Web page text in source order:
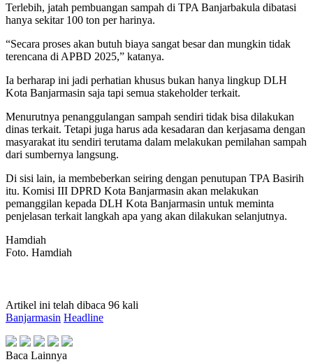
Terlebih, jatah pembuangan sampah di TPA Banjarbakula dibatasi
hanya sekitar 100 ton per harinya.
“Secara proses akan butuh biaya sangat besar dan mungkin tidak
terencana di APBD 2025,” katanya.
Ia berharap ini jadi perhatian khusus bukan hanya lingkup DLH
Kota Banjarmasin saja tapi semua stakeholder terkait.
Menurutnya penanggulangan sampah sendiri tidak bisa dilakukan
dinas terkait. Tetapi juga harus ada kesadaran dan kerjasama dengan
masyarakat itu sendiri terutama dalam melakukan pemilahan sampah
dari sumbernya langsung.
Di sisi lain, ia membeberkan seiring dengan penutupan TPA Basirih
itu. Komisi III DPRD Kota Banjarmasin akan melakukan
pemanggilan kepada DLH Kota Banjarmasin untuk meminta
penjelasan terkait langkah apa yang akan dilakukan selanjutnya.
Hamdiah
Foto. Hamdiah
Artikel ini telah dibaca 96 kali
Banjarmasin Headline
Baca Lainnya